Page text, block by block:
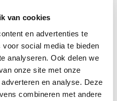
van cookies
en advertenties te
social media te bieden
analyseren. Ook delen we
onze site met onze
en analyse. Deze
combineren met andere